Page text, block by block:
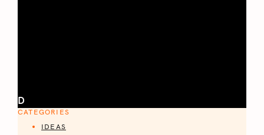
D
CATEGORIES
IDEAS